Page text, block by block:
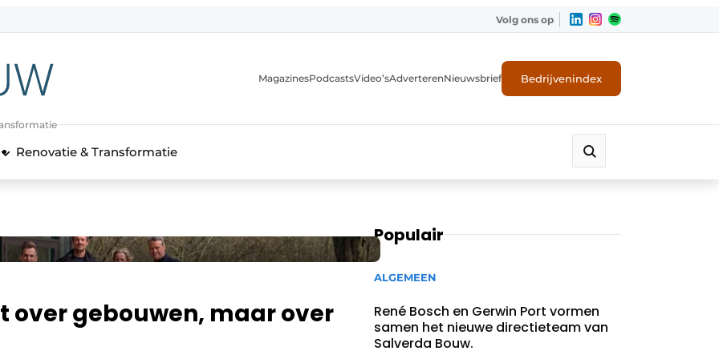
Volg ons op
MagazinesPodcastsVideo’sAdverterenNieuwsbrief Bedrijvenindex
Renovatie & Transformatie
over gebouwen, maar over
Populair
ALGEMEEN
René Bosch en Gerwin Port vormen
samen het nieuwe directieteam van
Salverda Bouw.